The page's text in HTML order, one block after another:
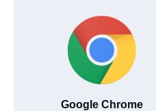
Google Chrome